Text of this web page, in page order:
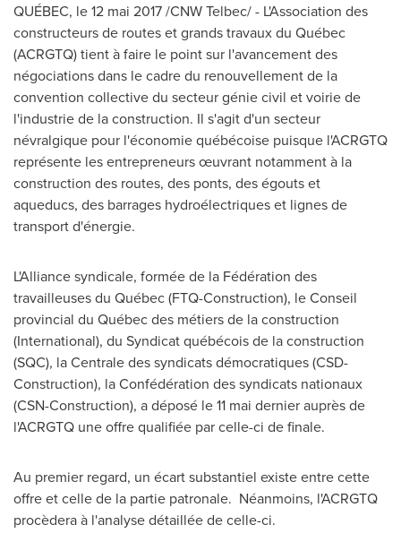
QUÉBEC, le 12 mai 2017 /CNW Telbec/ - L'Association des
constructeurs de routes et grands travaux du Québec
(ACRGTQ) tient à faire le point sur l'avancement des
négociations dans le cadre du renouvellement de la
convention collective du secteur génie civil et voirie de
l'industrie de la construction. Il s'agit d'un secteur
névralgique pour l'économie québécoise puisque l'ACRGTQ
représente les entrepreneurs œuvrant notamment à la
construction des routes, des ponts, des égouts et
aqueducs, des barrages hydroélectriques et lignes de
transport d'énergie.
L'Alliance syndicale, formée de la Fédération des
travailleuses du Québec (FTQ-Construction), le Conseil
provincial du Québec des métiers de la construction
(International), du Syndicat québécois de la construction
(SQC), la Centrale des syndicats démocratiques (CSD-
Construction), la Confédération des syndicats nationaux
(CSN-Construction), a déposé le 11 mai dernier auprès de
l'ACRGTQ une offre qualifiée par celle-ci de finale.
Au premier regard, un écart substantiel existe entre cette
offre et celle de la partie patronale. Néanmoins, l'ACRGTQ
procèdera à l'analyse détaillée de celle-ci.